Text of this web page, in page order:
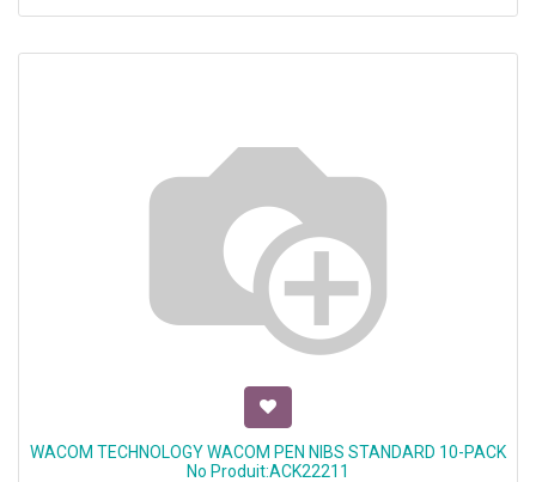
WACOM TECHNOLOGY WACOM PEN NIBS STANDARD 10-PACK
No Produit:ACK22211